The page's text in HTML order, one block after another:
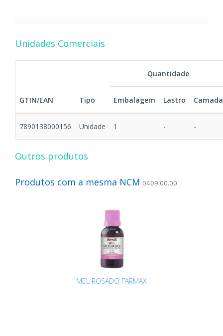
Unidades Comerciais
GTIN/EAN Tipo
Quantidade
Embalagem Lastro Camada
7890138000156 Unidade 1 - -
Outros produtos
Produtos com a mesma NCM 0409.00.00
MEL ROSADO FARMAX